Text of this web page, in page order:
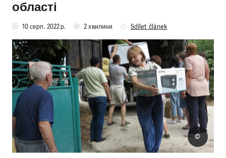
області
10 серп. 2022 р. 2 хвилини Sdílet článek
©